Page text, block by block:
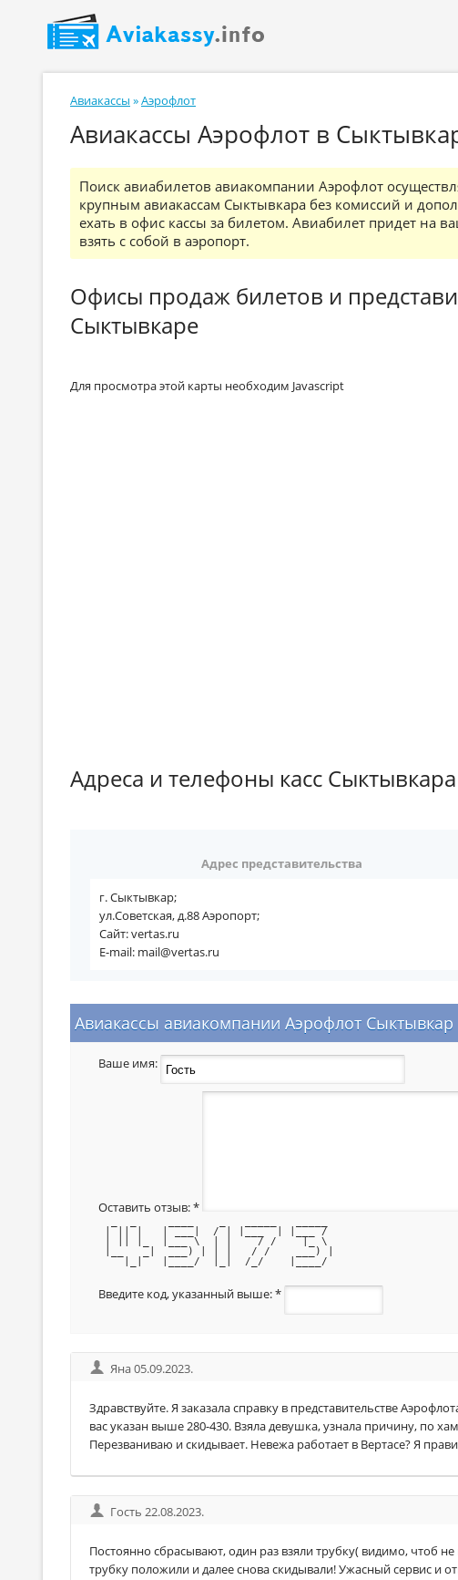
Авиакассы »Аэрофлот
Авиакассы Аэрофлот в
Поиск авиабилетов авиакомпании Аэрофлот
крупным авиакассам Сыктывкара без комиссий и
ехать в офис кассы за билетом. Авиабилет придет на
взять с собой в аэропорт.
Офисы продаж билетов и
Сыктывкаре
Для просмотра этой карты необходим Javascript
Адреса и телефоны касс
Адрес представительства
г. Сыктывкар;
ул.Советская, д.88 Аэропорт;
Сайт: vertas.ru
E-mail: mail@vertas.ru
Авиакассы авиакомпании Аэрофлот
Ваше имя:
Оставить отзыв:*
| || |   | ___|  / | |___  | |___ /
| || |_  |___ \  | |    / /    |_ \
|__   _|  ___) | | |   / /    ___) |
    |_|   |____/  |_|  /_/    |____/
Введите код, указанный выше:*
Яна 05.09.2023.
Здравствуйте. Я заказала справку в представительстве
вас указан выше 280-430. Взяла девушка, узнала причину, по
Перезваниваю и скидывает. Невежа работает в Вертасе? Я
Гость 22.08.2023.
Постоянно сбрасывают, один раз взяли трубку( видимо, чтоб
трубку положили и далее снова скидывали! Ужасный сервис и